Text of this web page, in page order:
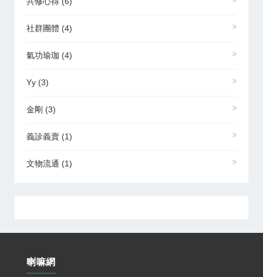
社群團體 (4)
氣功瑜珈 (4)
Yy (3)
金剛 (3)
義診義賣 (1)
文物流通 (1)
喇嘛網